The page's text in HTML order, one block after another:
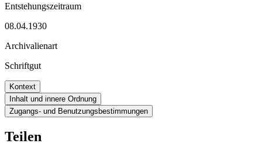
Entstehungszeitraum
08.04.1930
Archivalienart
Schriftgut
Kontext
Inhalt und innere Ordnung
Zugangs- und Benutzungsbestimmungen
Teilen